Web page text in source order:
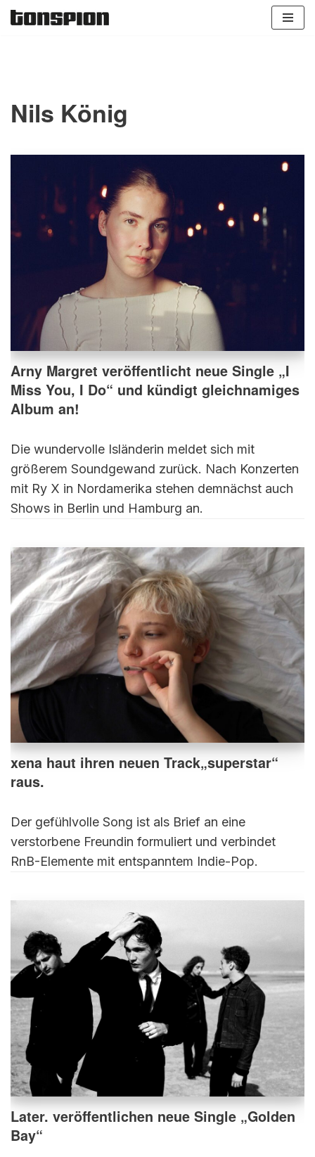
Nils König
Arny Margret veröffentlicht neue Single „I
Miss You, I Do“ und kündigt gleichnamiges
Album an!
Die wundervolle Isländerin meldet sich mit
größerem Soundgewand zurück. Nach Konzerten
mit Ry X in Nordamerika stehen demnächst auch
Shows in Berlin und Hamburg an.
xena haut ihren neuen Track„superstar“
raus.
Der gefühlvolle Song ist als Brief an eine
verstorbene Freundin formuliert und verbindet
RnB-Elemente mit entspanntem Indie-Pop.
Later. veröffentlichen neue Single „Golden
Bay“